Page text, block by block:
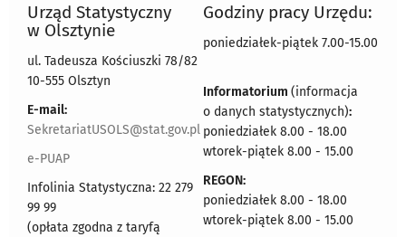
Urząd Statystyczny
w Olsztynie
ul. Tadeusza Kościuszki 78/82
10-555 Olsztyn
E-mail:
SekretariatUSOLS@stat.gov.pl
e-PUAP
Infolinia Statystyczna: 22 279
99 99
(opłata zgodna z taryfą
Godziny pracy Urzędu:
poniedziałek-piątek 7.00-15.00
Informatorium (informacja
o danych statystycznych):
poniedziałek 8.00 - 18.00
wtorek-piątek 8.00 - 15.00
REGON:
poniedziałek 8.00 - 18.00
wtorek-piątek 8.00 - 15.00